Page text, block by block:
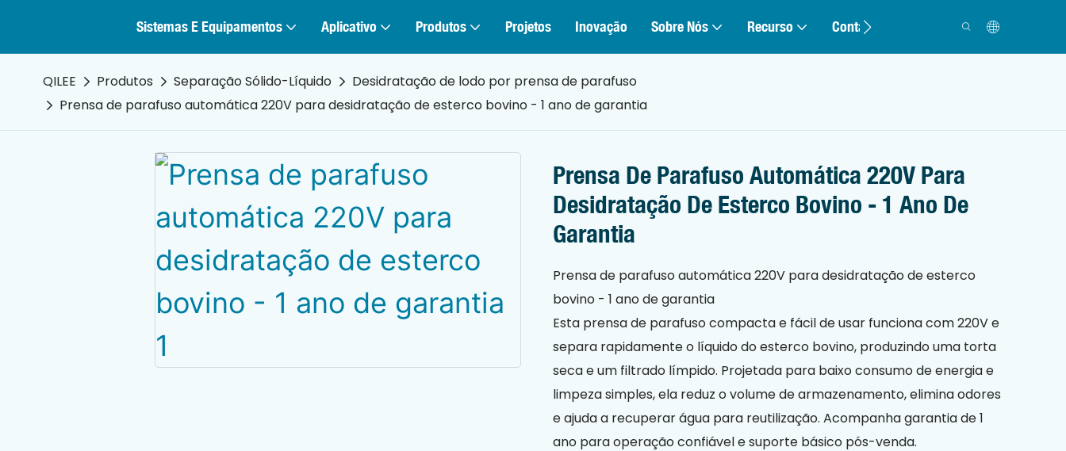
Sistemas E Equipamentos Aplicativo Produtos Projetos Inovação Sobre Nós Recurso Contato
QILEE Produtos Separação Sólido-Líquido
Desidratação de lodo por prensa de parafuso
Prensa de parafuso automática 220V para desidratação de esterco bovino - 1 ano de garantia
Prensa De Parafuso Automática 220V Para
Desidratação De Esterco Bovino - 1 Ano De
Garantia
Prensa de parafuso automática 220V para desidratação de esterco
bovino - 1 ano de garantia
Esta prensa de parafuso compacta e fácil de usar funciona com 220V e
separa rapidamente o líquido do esterco bovino, produzindo uma torta
seca e um filtrado límpido. Projetada para baixo consumo de energia e
limpeza simples, ela reduz o volume de armazenamento, elimina odores
e ajuda a recuperar água para reutilização. Acompanha garantia de 1
ano para operação confiável e suporte básico pós-venda.